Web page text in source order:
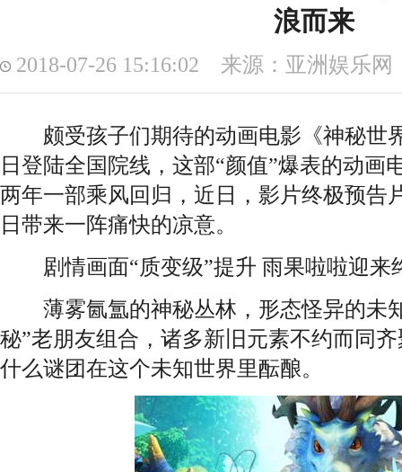
浪而来
2018-07-26 15:16:02 来源：亚洲娱乐网
颇受孩子们期待的动画电影《神秘世
日登陆全国院线，这部“颜值”爆表的动画
两年一部乘风回归，近日，影片终极预告
日带来一阵痛快的凉意。
剧情画面“质变级”提升 雨果啦啦迎来
薄雾氤氲的神秘丛林，形态怪异的未
秘”老朋友组合，诸多新旧元素不约而同
什么谜团在这个未知世界里酝酿。